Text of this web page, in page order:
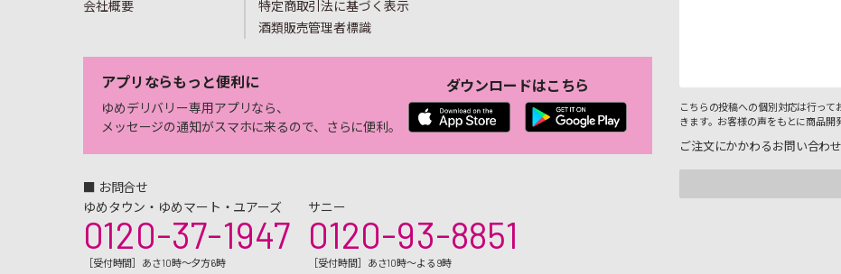
会社概要
特定商取引法に基づく表示
酒類販売管理者標識
アプリならもっと便利に
ゆめデリバリー専用アプリなら、
メッセージの通知がスマホに来るので、さらに便利。
ダウンロードはこちら
■ お問合せ
ゆめタウン・ゆめマート・ユアーズ
0120-37-1947
［受付時間］あさ10時～夕方6時
サニー
0120-93-8851
［受付時間］あさ10時～よる9時
こちらの投稿への個別対応は行っ
きます。お客様の声をもとに商品開
ご注文にかかわるお問い合わ